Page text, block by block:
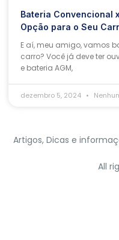
Bateria Convencional
Opção para o Seu
E aí, meu amigo, vamos
carro? Você já deve ter
e bateria AGM,
dezembro 5, 2024
Artigos, Dicas e
All